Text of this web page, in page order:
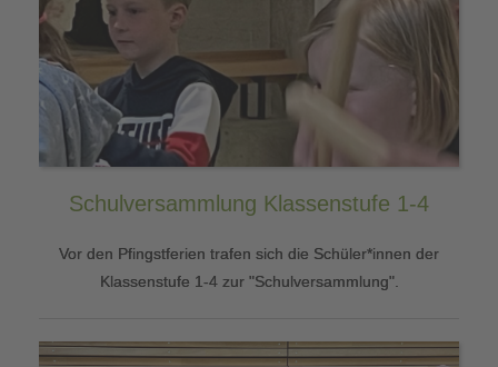
Schulversammlung Klassenstufe 1-4
Vor den Pfingstferien trafen sich die Schüler*innen der
Klassenstufe 1-4 zur "Schulversammlung".